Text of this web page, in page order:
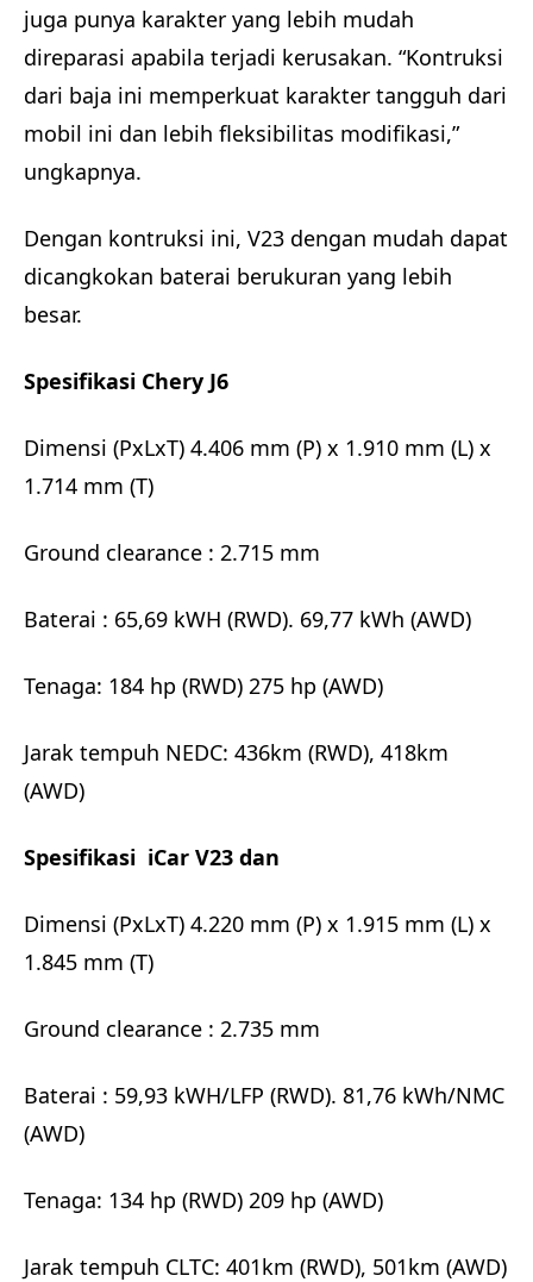
juga punya karakter yang lebih mudah
direparasi apabila terjadi kerusakan. “Kontruksi
dari baja ini memperkuat karakter tangguh dari
mobil ini dan lebih fleksibilitas modifikasi,”
ungkapnya.
Dengan kontruksi ini, V23 dengan mudah dapat
dicangkokan baterai berukuran yang lebih
besar.
Spesifikasi Chery J6
Dimensi (PxLxT) 4.406 mm (P) x 1.910 mm (L) x
1.714 mm (T)
Ground clearance : 2.715 mm
Baterai : 65,69 kWH (RWD). 69,77 kWh (AWD)
Tenaga: 184 hp (RWD) 275 hp (AWD)
Jarak tempuh NEDC: 436km (RWD), 418km
(AWD)
Spesifikasi iCar V23 dan
Dimensi (PxLxT) 4.220 mm (P) x 1.915 mm (L) x
1.845 mm (T)
Ground clearance : 2.735 mm
Baterai : 59,93 kWH/LFP (RWD). 81,76 kWh/NMC
(AWD)
Tenaga: 134 hp (RWD) 209 hp (AWD)
Jarak tempuh CLTC: 401km (RWD), 501km (AWD)